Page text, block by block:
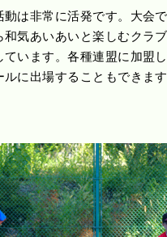
動は非常に活発です。大会
和気あいあいと楽しむクラ
います。各種連盟に加盟し
に出場することもできます